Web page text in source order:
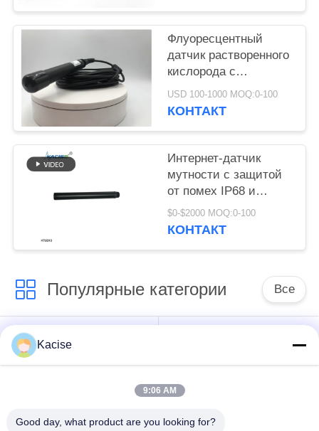
Флуоресцентный
датчик растворенного
кислорода с
автоматической
компенсацией
электролита и выход
RS485
USD 100-1000 MOQ:0-100
КОНТАКТ
Интернет-датчик
мутности с защитой
от помех IP68 и
разрешением 0,1 NTU
для мониторинга
$0-$2000 MOQ:0-100
КОНТАКТ
Популярные категории Все
датчик воды
качественный
жидкости
передатчик
Kacise
9:06 AM
Good day, what product are you looking for?